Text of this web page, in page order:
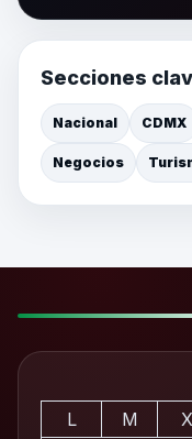
Secciones
Nacional CDMX
Negocios
L
M X